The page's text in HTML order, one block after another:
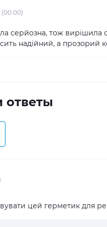
(00:00)
серйозна, тож вирішила
надійний, а прозорий
ответы
цей герметик для